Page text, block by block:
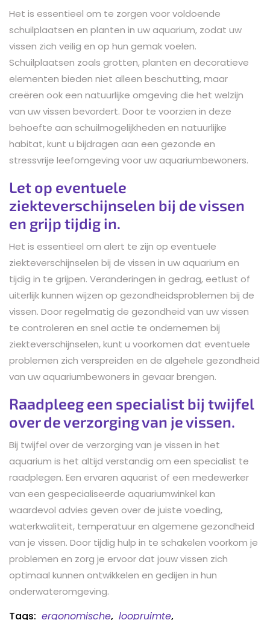
Het is essentieel om te zorgen voor voldoende
schuilplaatsen en planten in uw aquarium, zodat uw
vissen zich veilig en op hun gemak voelen.
Schuilplaatsen zoals grotten, planten en decoratieve
elementen bieden niet alleen beschutting, maar
creëren ook een natuurlijke omgeving die het welzijn
van uw vissen bevordert. Door te voorzien in deze
behoefte aan schuilmogelijkheden en natuurlijke
habitat, kunt u bijdragen aan een gezonde en
stressvrije leefomgeving voor uw aquariumbewoners.
Let op eventuele
ziekteverschijnselen bij de vissen
en grijp tijdig in.
Het is essentieel om alert te zijn op eventuele
ziekteverschijnselen bij de vissen in uw aquarium en
tijdig in te grijpen. Veranderingen in gedrag, eetlust of
uiterlijk kunnen wijzen op gezondheidsproblemen bij de
vissen. Door regelmatig de gezondheid van uw vissen
te controleren en snel actie te ondernemen bij
ziekteverschijnselen, kunt u voorkomen dat eventuele
problemen zich verspreiden en de algehele gezondheid
van uw aquariumbewoners in gevaar brengen.
Raadpleeg een specialist bij twijfel
over de verzorging van je vissen.
Bij twijfel over de verzorging van je vissen in het
aquarium is het altijd verstandig om een specialist te
raadplegen. Een ervaren aquarist of een medewerker
van een gespecialiseerde aquariumwinkel kan
waardevol advies geven over de juiste voeding,
waterkwaliteit, temperatuur en algemene gezondheid
van je vissen. Door tijdig hulp in te schakelen voorkom je
problemen en zorg je ervoor dat jouw vissen zich
optimaal kunnen ontwikkelen en gedijen in hun
onderwateromgeving.
Tags: ergonomische, loopruimte,